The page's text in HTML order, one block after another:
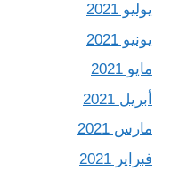
يوليو 2021
يونيو 2021
مايو 2021
أبريل 2021
مارس 2021
فبراير 2021